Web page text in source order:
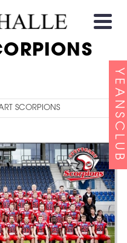
SCORPIONS YEANSCLUB